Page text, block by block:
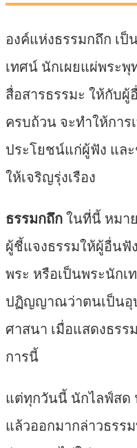
องค์แห่งธรรมกถึก เ
เทศน์ นักเผยแผ่พระ
สื่อสารธรรมะ ให้กับ
ครบถ้วน จะทำให้กา
ประโยชน์แก่ผู้ฟัง แล
ให้เจริญรุ่งเรือง
ธรรมกถึกในที่นี้ หมา
ผู้ชี้แจงธรรมให้ผู้อื่นฟั
พระ หรือเป็นพระนัก
ปฏิญญาณว่าตนเป็นอุ
ศาสนา เมื่อแสดงธร
การนี้
แต่ทุกวันนี้ นักไลฟ์สด
แล้วออกมากล่าวธรร